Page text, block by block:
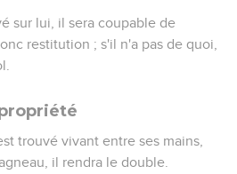
sur lui, il sera coupable de
restitution ; s'il n'a pas de quoi,
trouvé vivant entre ses mains,
il rendra le double.